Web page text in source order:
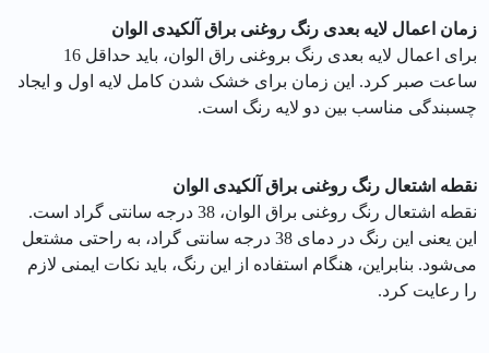
زمان اعمال لایه بعدی رنگ روغنی براق آلکیدی الوان
برای اعمال لایه بعدی رنگ بروغنی راق الوان، باید حداقل 16
ساعت صبر کرد. این زمان برای خشک شدن کامل لایه اول و ایجاد
چسبندگی مناسب بین دو لایه رنگ است.
نقطه اشتعال رنگ روغنی براق آلکیدی الوان
نقطه اشتعال رنگ روغنی براق الوان، 38 درجه سانتی گراد است.
این یعنی این رنگ در دمای 38 درجه سانتی گراد، به راحتی مشتعل
می‌شود. بنابراین، هنگام استفاده از این رنگ، باید نکات ایمنی لازم
را رعایت کرد.